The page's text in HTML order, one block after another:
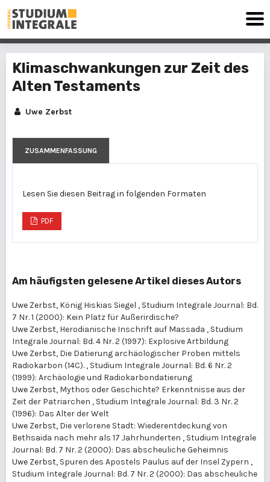
Klimaschwankungen zur Zeit des
Alten Testaments
Uwe Zerbst
ZUSAMMENFASSUNG
Lesen Sie diesen Beitrag in folgenden Formaten
PDF
Am häufigsten gelesene Artikel dieses Autors
Uwe Zerbst, König Hiskias Siegel , Studium Integrale Journal: Bd.
7 Nr. 1 (2000): Kein Platz für Außerirdische?
Uwe Zerbst, Herodianische Inschrift auf Massada , Studium
Integrale Journal: Bd. 4 Nr. 2 (1997): Explosive Artbildung
Uwe Zerbst, Die Datierung archäologischer Proben mittels
Radiokarbon (14C). , Studium Integrale Journal: Bd. 6 Nr. 2
(1999): Archäologie und Radiokarbondatierung
Uwe Zerbst, Mythos oder Geschichte? Erkenntnisse aus der
Zeit der Patriarchen , Studium Integrale Journal: Bd. 3 Nr. 2
(1996): Das Alter der Welt
Uwe Zerbst, Die verlorene Stadt: Wiederentdeckung von
Bethsaida nach mehr als 17 Jahrhunderten , Studium Integrale
Journal: Bd. 7 Nr. 2 (2000): Das abscheuliche Geheimnis
Uwe Zerbst, Spuren des Apostels Paulus auf der Insel Zypern ,
Studium Integrale Journal: Bd. 7 Nr. 2 (2000): Das abscheuliche